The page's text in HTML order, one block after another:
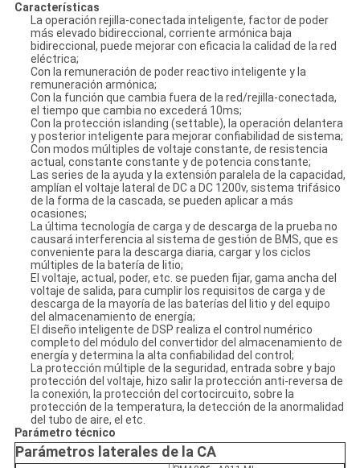
Características
La operación rejilla-conectada inteligente, factor de poder
más elevado bidireccional, corriente armónica baja
bidireccional, puede mejorar con eficacia la calidad de la red
eléctrica;
Con la remuneración de poder reactivo inteligente y la
remuneración armónica;
Con la función que cambia fuera de la red/rejilla-conectada,
el tiempo que cambia no excederá 10ms;
Con la protección islanding (settable), la operación delantera
y posterior inteligente para mejorar confiabilidad de sistema;
Con modos múltiples de voltaje constante, de resistencia
actual, constante constante y de potencia constante;
Las series de la ayuda y la extensión paralela de la capacidad,
amplían el voltaje lateral de DC a DC 1200v, sistema trifásico
de la forma de la cascada, se pueden aplicar a más
ocasiones;
La última tecnología de carga y de descarga de la prueba no
causará interferencia al sistema de gestión de BMS, que es
conveniente para la descarga diaria, cargar y los ciclos
múltiples de la batería de litio;
El voltaje, actual, poder, etc. se pueden fijar, gama ancha del
voltaje de salida, para cumplir los requisitos de carga y de
descarga de la mayoría de las baterías del litio y del equipo
del almacenamiento de energía;
El diseño inteligente de DSP realiza el control numérico
completo del módulo del convertidor del almacenamiento de
energía y determina la alta confiabilidad del control;
La protección múltiple de la seguridad, entrada sobre y bajo
protección del voltaje, hizo salir la protección anti-reversa de
la conexión, la protección del cortocircuito, sobre la
protección de la temperatura, la detección de la anormalidad
del tubo de aire, el etc.
Parámetro técnico
Parámetros laterales de la CA